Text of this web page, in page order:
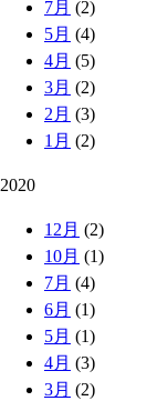
7月 (2)
5月 (4)
4月 (5)
3月 (2)
2月 (3)
1月 (2)
2020
12月 (2)
10月 (1)
7月 (4)
6月 (1)
5月 (1)
4月 (3)
3月 (2)